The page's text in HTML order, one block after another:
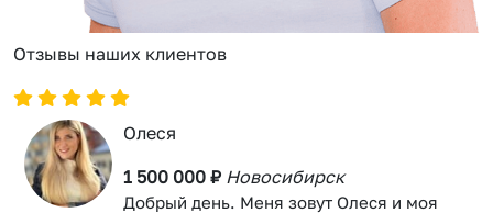
Отзывы наших клиентов
Олеся
1 500 000 ₽ Новосибирск
Добрый день. Меня зовут Олеся и моя